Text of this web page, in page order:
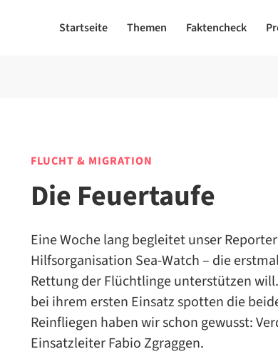
Startseite Themen Faktencheck
FLUCHT & MIGRATION
Die Feuertaufe
Eine Woche lang begleitet unser
Hilfsorganisation Sea-Watch – die
Rettung der Flüchtlinge unterstützen
bei ihrem ersten Einsatz spotten die
Reinfliegen haben wir schon gewusst:
Einsatzleiter Fabio Zgraggen.